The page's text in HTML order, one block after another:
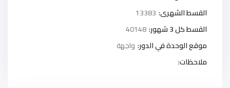
القسط الشهرى: 13383
القسط كل 3 شهور:
40148
موقع الوحدة في الدور: واجهة
ملاحظات: